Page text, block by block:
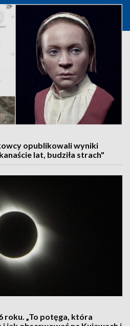
opublikowali wyniki
lat, budziła strach"
roku. „To potęga, która